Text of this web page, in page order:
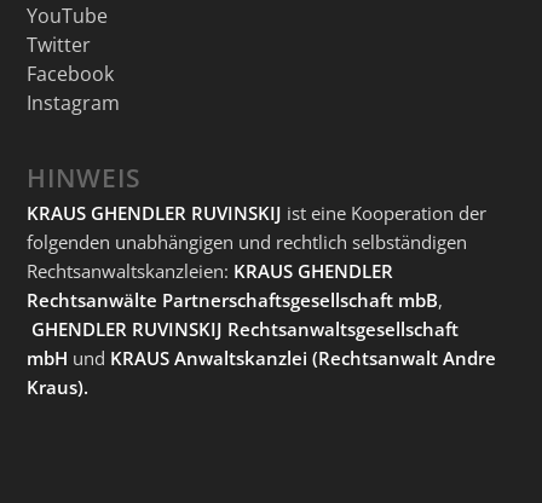
YouTube
Twitter
Facebook
Instagram
HINWEIS
KRAUS GHENDLER RUVINSKIJ ist eine Kooperation der
folgenden unabhängigen und rechtlich selbständigen
Rechtsanwaltskanzleien: KRAUS GHENDLER
Rechtsanwälte Partnerschaftsgesellschaft mbB,
GHENDLER RUVINSKIJ Rechtsanwaltsgesellschaft
mbH und KRAUS Anwaltskanzlei (Rechtsanwalt Andre
Kraus).